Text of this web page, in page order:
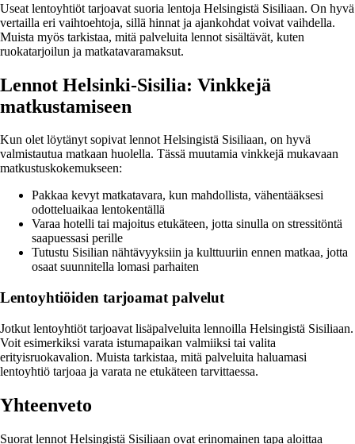
Useat lentoyhtiöt tarjoavat suoria lentoja Helsingistä Sisiliaan. On hyvä
vertailla eri vaihtoehtoja, sillä hinnat ja ajankohdat voivat vaihdella.
Muista myös tarkistaa, mitä palveluita lennot sisältävät, kuten
ruokatarjoilun ja matkatavaramaksut.
Lennot Helsinki-Sisilia: Vinkkejä
matkustamiseen
Kun olet löytänyt sopivat lennot Helsingistä Sisiliaan, on hyvä
valmistautua matkaan huolella. Tässä muutamia vinkkejä mukavaan
matkustuskokemukseen:
Pakkaa kevyt matkatavara, kun mahdollista, vähentääksesi
odotteluaikaa lentokentällä
Varaa hotelli tai majoitus etukäteen, jotta sinulla on stressitöntä
saapuessasi perille
Tutustu Sisilian nähtävyyksiin ja kulttuuriin ennen matkaa, jotta
osaat suunnitella lomasi parhaiten
Lentoyhtiöiden tarjoamat palvelut
Jotkut lentoyhtiöt tarjoavat lisäpalveluita lennoilla Helsingistä Sisiliaan.
Voit esimerkiksi varata istumapaikan valmiiksi tai valita
erityisruokavalion. Muista tarkistaa, mitä palveluita haluamasi
lentoyhtiö tarjoaa ja varata ne etukäteen tarvittaessa.
Yhteenveto
Suorat lennot Helsingistä Sisiliaan ovat erinomainen tapa aloittaa